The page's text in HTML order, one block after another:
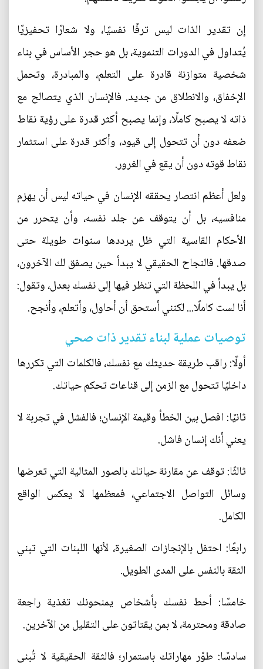
إن تقدير الذات ليس ترفًا نفسيًا، ولا شعارًا تحفيزيًا
يُتداول في الدورات التنموية، بل هو حجر الأساس في بناء
شخصية متوازنة قادرة على التعلم، والمبادرة، وتحمل
الإخفاق، والانطلاق من جديد. فالإنسان الذي يتصالح مع
ذاته لا يصبح كاملًا، وإنما يصبح أكثر قدرة على رؤية نقاط
ضعفه دون أن تتحول إلى قيود، وأكثر قدرة على استثمار
نقاط قوته دون أن يقع في الغرور.
ولعل أعظم انتصار يحققه الإنسان في حياته ليس أن يهزم
منافسيه، بل أن يتوقف عن جلد نفسه، وأن يتحرر من
الأحكام القاسية التي ظل يرددها سنوات طويلة حتى
صدقها. فالنجاح الحقيقي لا يبدأ حين يصفق لك الآخرون،
بل يبدأ في اللحظة التي تنظر فيها إلى نفسك بعدل، وتقول:
أنا لست كاملًا... لكنني أستحق أن أحاول، وأتعلم، وأنجح.
توصيات عملية لبناء تقدير ذات صحي
أولًا: راقب طريقة حديثك مع نفسك، فالكلمات التي تكررها
داخليًا تتحول مع الزمن إلى قناعات تحكم حياتك.
ثانيًا: افصل بين الخطأ وقيمة الإنسان؛ فالفشل في تجربة لا
يعني أنك إنسان فاشل.
ثالثًا: توقف عن مقارنة حياتك بالصور المثالية التي تعرضها
وسائل التواصل الاجتماعي، فمعظمها لا يعكس الواقع
الكامل.
رابعًا: احتفل بالإنجازات الصغيرة، لأنها اللبنات التي تبني
الثقة بالنفس على المدى الطويل.
خامسًا: أحط نفسك بأشخاص يمنحونك تغذية راجعة
صادقة ومحترمة، لا بمن يقتاتون على التقليل من الآخرين.
سادسًا: طوّر مهاراتك باستمرار؛ فالثقة الحقيقية لا تُبنى